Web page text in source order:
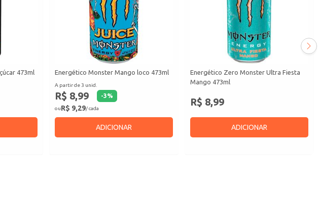
473ml Energético Monster Mango loco 473ml
A partir de 3 unid.
R$ 8,99 -3%
ouR$ 9,29/ cada
ADICIONAR
Energético Zero Monster Ultra Fiesta
Mango 473ml
R$ 8,99
ADICIONAR